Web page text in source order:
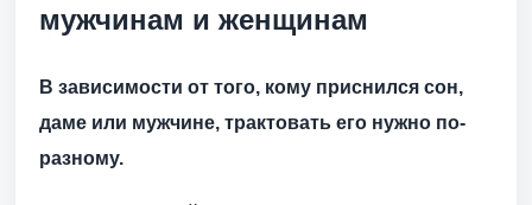
мужчинам и женщинам
В зависимости от того, кому приснился сон,
даме или мужчине, трактовать его нужно по-
разному.